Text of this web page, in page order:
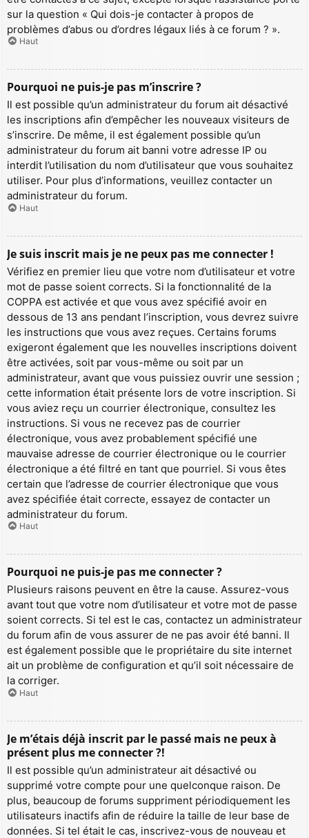
sur la question « Qui dois-je contacter à propos de
problèmes d’abus ou d’ordres légaux liés à ce forum ? ».
Haut
Pourquoi ne puis-je pas m’inscrire ?
Il est possible qu’un administrateur du forum ait désactivé
les inscriptions afin d’empêcher les nouveaux visiteurs de
s’inscrire. De même, il est également possible qu’un
administrateur du forum ait banni votre adresse IP ou
interdit l’utilisation du nom d’utilisateur que vous souhaitez
utiliser. Pour plus d’informations, veuillez contacter un
administrateur du forum.
Haut
Je suis inscrit mais je ne peux pas me connecter !
Vérifiez en premier lieu que votre nom d’utilisateur et votre
mot de passe soient corrects. Si la fonctionnalité de la
COPPA est activée et que vous avez spécifié avoir en
dessous de 13 ans pendant l’inscription, vous devrez suivre
les instructions que vous avez reçues. Certains forums
exigeront également que les nouvelles inscriptions doivent
être activées, soit par vous-même ou soit par un
administrateur, avant que vous puissiez ouvrir une session ;
cette information était présente lors de votre inscription. Si
vous aviez reçu un courrier électronique, consultez les
instructions. Si vous ne recevez pas de courrier
électronique, vous avez probablement spécifié une
mauvaise adresse de courrier électronique ou le courrier
électronique a été filtré en tant que pourriel. Si vous êtes
certain que l’adresse de courrier électronique que vous
avez spécifiée était correcte, essayez de contacter un
administrateur du forum.
Haut
Pourquoi ne puis-je pas me connecter ?
Plusieurs raisons peuvent en être la cause. Assurez-vous
avant tout que votre nom d’utilisateur et votre mot de passe
soient corrects. Si tel est le cas, contactez un administrateur
du forum afin de vous assurer de ne pas avoir été banni. Il
est également possible que le propriétaire du site internet
ait un problème de configuration et qu’il soit nécessaire de
la corriger.
Haut
Je m’étais déjà inscrit par le passé mais ne peux à
présent plus me connecter ?!
Il est possible qu’un administrateur ait désactivé ou
supprimé votre compte pour une quelconque raison. De
plus, beaucoup de forums suppriment périodiquement les
utilisateurs inactifs afin de réduire la taille de leur base de
données. Si tel était le cas, inscrivez-vous de nouveau et